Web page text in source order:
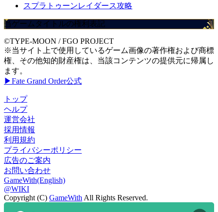
スプラトゥーンレイダース攻略
当ゲームタイトルの権利表記
©TYPE-MOON / FGO PROJECT
※当サイト上で使用しているゲーム画像の著作権および商標
権、その他知的財産権は、当該コンテンツの提供元に帰属し
ます。
▶Fate Grand Order公式
トップ
ヘルプ
運営会社
採用情報
利用規約
プライバシーポリシー
広告のご案内
お問い合わせ
GameWith(English)
@WIKI
Copyright (C) GameWith All Rights Reserved.